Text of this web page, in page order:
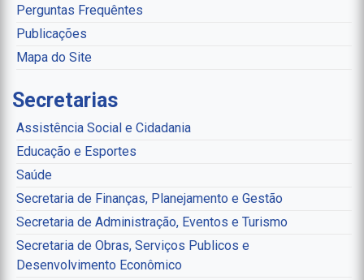
Perguntas Frequêntes
Publicações
Mapa do Site
Secretarias
Assistência Social e Cidadania
Educação e Esportes
Saúde
Secretaria de Finanças, Planejamento e Gestão
Secretaria de Administração, Eventos e Turismo
Secretaria de Obras, Serviços Publicos e
Desenvolvimento Econômico